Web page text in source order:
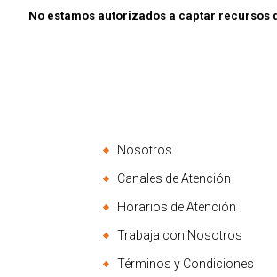
No estamos autorizados a captar recursos
Nosotros
Canales de Atención
Horarios de Atención
Trabaja con Nosotros
Términos y Condiciones